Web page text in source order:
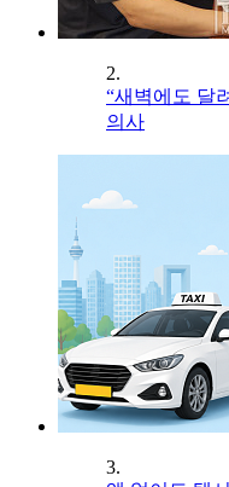
2.
“새벽에도 달
의사
3.